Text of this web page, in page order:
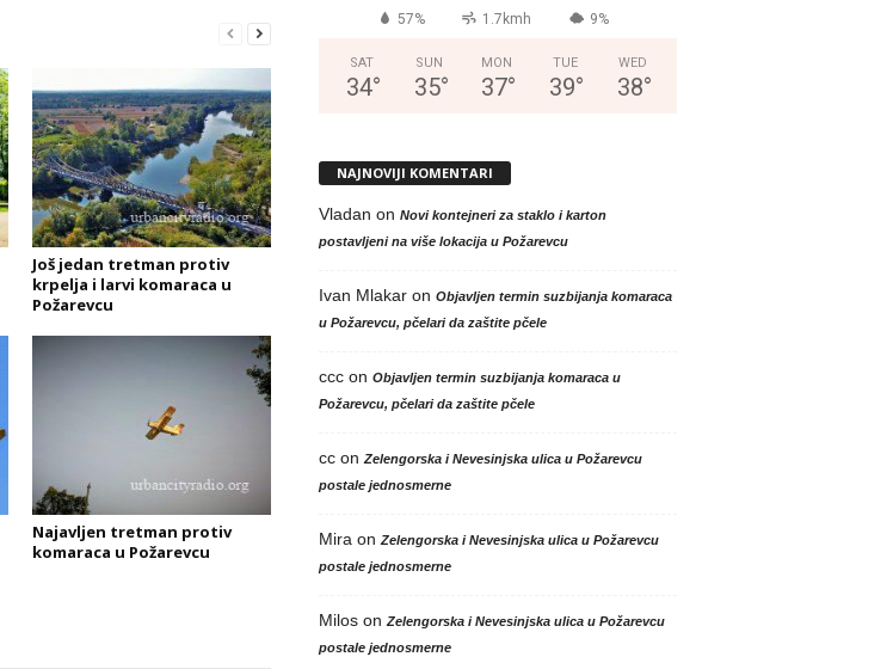
Još jedan tretman protiv
krpelja i larvi komaraca u
Požarevcu
Najavljen tretman protiv
komaraca u Požarevcu
57% 1.7kmh 9%
SAT
34°
SUN
35°
MON
37°
TUE
39°
WED
38°
NAJNOVIJI KOMENTARI
Vladan on Novi kontejneri za staklo i karton
postavljeni na više lokacija u Požarevcu
Ivan Mlakaron Objavljen termin suzbijanja komaraca
u Požarevcu, pčelari da zaštite pčele
cccon Objavljen termin suzbijanja komaraca u
Požarevcu, pčelari da zaštite pčele
ccon Zelengorska i Nevesinjska ulica u Požarevcu
postale jednosmerne
Mira on Zelengorska i Nevesinjska ulica u Požarevcu
postale jednosmerne
Miloson Zelengorska i Nevesinjska ulica u Požarevcu
postale jednosmerne